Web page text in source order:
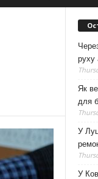
руху
Як
для
У
У